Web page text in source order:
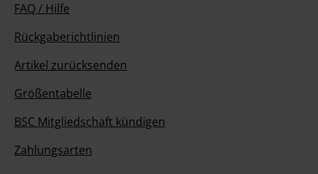
FAQ / Hilfe
Rückgaberichtlinien
Artikel zurücksenden
Größentabelle
BSC Mitgliedschaft kündigen
Zahlungsarten